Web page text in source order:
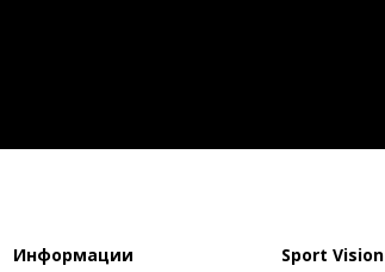
Информации Sport